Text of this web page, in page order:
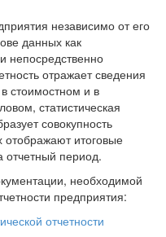
независимо от его
данных как
непосредственно
отражает сведения
стоимостном и в
статистическая
совокупность
отображают итоговые
отчетный период.
необходимой
предприятия:
отчетности